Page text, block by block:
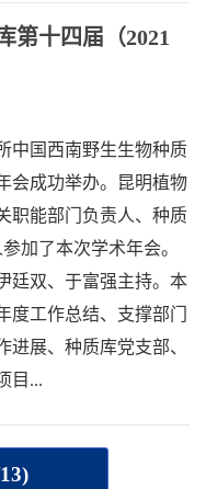
第十四届（2021
中国西南野生生物种质
会成功举办。昆明植物
职能部门负责人、种质
加了本次学术年会。
廷双、于富强主持。本
工作总结、支撑部门
展、种质库党支部、
目...